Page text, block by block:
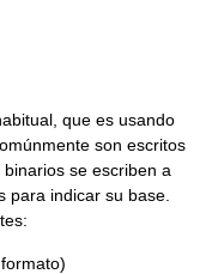
que es usando
son escritos
se escriben a
para indicar su base.